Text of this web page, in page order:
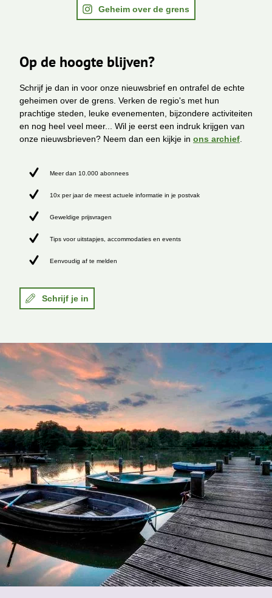
Geheim over de grens
Op de hoogte blijven?
Schrijf je dan in voor onze nieuwsbrief en ontrafel de echte
geheimen over de grens. Verken de regio's met hun
prachtige steden, leuke evenementen, bijzondere activiteiten
en nog heel veel meer... Wil je eerst een indruk krijgen van
onze nieuwsbrieven? Neem dan een kijkje in ons archief.
Meer dan 10.000 abonnees
10x per jaar de meest actuele informatie in je postvak
Geweldige prijsvragen
Tips voor uitstapjes, accommodaties en events
Eenvoudig af te melden
Schrijf je in